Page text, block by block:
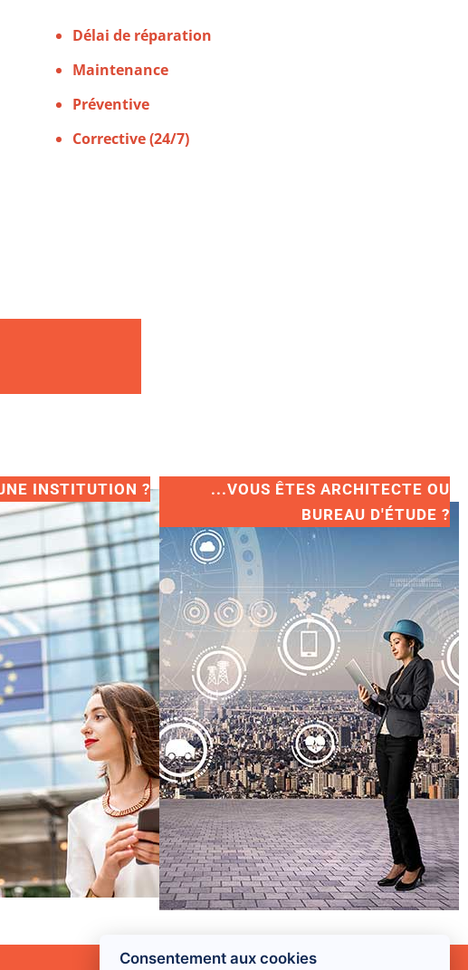
Délai de réparation
Maintenance
Préventive
Corrective (24/7)
INSTITUTION ?
...VOUS ÊTES ARCHITECTE OU
BUREAU D'ÉTUDE ?
Consentement aux cookies